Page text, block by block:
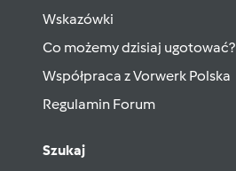
Wskazówki
Co możemy dzisiaj ugotować?
Współpraca z Vorwerk Polska
Regulamin Forum
Szukaj